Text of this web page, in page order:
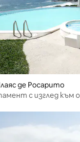
де Росарито
с изглед към